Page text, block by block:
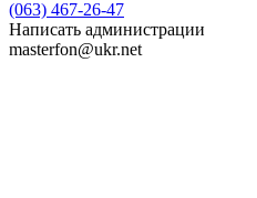
(063) 467-26-47
Написать администрации
masterfon@ukr.net